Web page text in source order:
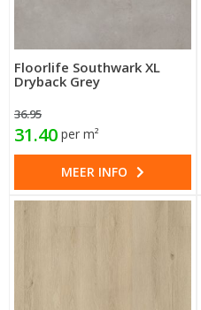
Floorlife Southwark XL
Dryback Grey
36.95
31.40 per m²
MEER INFO